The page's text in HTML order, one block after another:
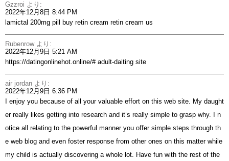
Gzzroi より:
2022年12月8日 8:44 PM
lamictal 200mg pill
buy retin cream retin cream us
Rubenrow より:
2022年12月9日 5:21 AM
https://datingonlinehot.online/#adult-daiting site
air jordan より:
2022年12月9日 6:36 PM
I enjoy you because of all your valuable effort on this web site. My daught
er really likes getting into research and it’s really simple to grasp why. I n
otice all relating to the powerful manner you offer simple steps through th
e web blog and even foster response from other ones on this matter while
my child is actually discovering a whole lot. Have fun with the rest of the